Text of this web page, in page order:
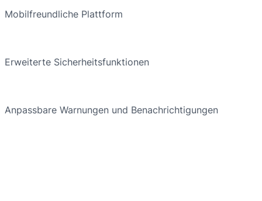
Mobilfreundliche Plattform
Erweiterte Sicherheitsfunktionen
Anpassbare Warnungen und Benachrichtigungen